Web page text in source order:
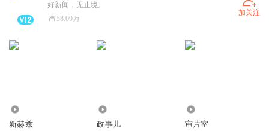
好新闻，无止境。
58.09万
加关注
新赫兹 政事儿 审片室